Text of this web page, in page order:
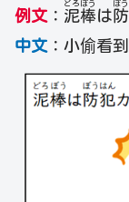
例文 ： 泥
どろ
棒
ぼう
は防
ぼう
中文 ：小偷看